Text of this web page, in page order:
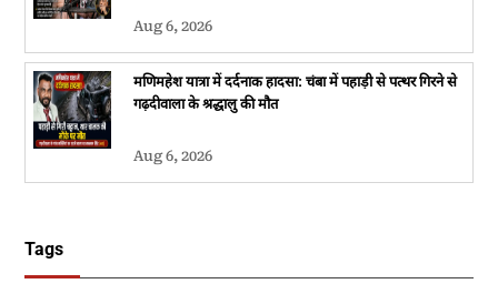
Aug 6, 2026
मणिमहेश यात्रा में दर्दनाक हादसा: चंबा में पहाड़ी से पत्थर गिरने से
गढ़दीवाला के श्रद्धालु की मौत
Aug 6, 2026
Tags